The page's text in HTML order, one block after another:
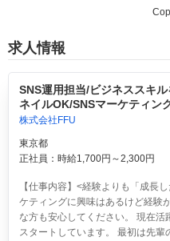
求人情報
SNS運用担当/ビジネススキ
ネイルOK/SNSマーケティン
株式会社FFU
東京都
正社員：時給1,700円～2,300円
【仕事内容】<経験よりも「成長
ケティングに興味はあるけど経験
な方も安心してください。 現在
スタートしています。 最初は先